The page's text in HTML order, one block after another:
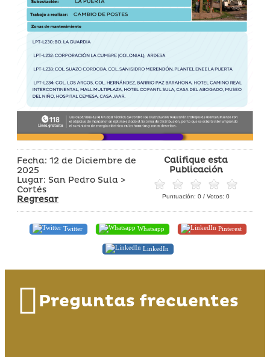
Fecha: 12 de Diciembre de
2025
Lugar: San Pedro Sula >
Cortés
Regresar
Califique esta
Publicación
Puntuación: 0 / Votos: 0
Twitter Whatsapp Pinterest
LinkedIn
Preguntas frecuentes